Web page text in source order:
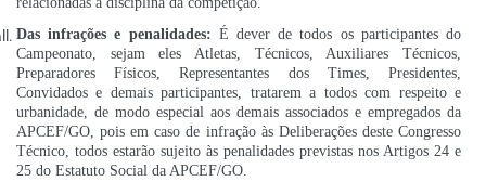
Das infrações e penalidades: É dever de todos os participantes do
Campeonato, sejam eles Atletas, Técnicos, Auxiliares Técnicos,
Preparadores Físicos, Representantes dos Times, Presidentes,
Convidados e demais participantes, tratarem a todos com respeito e
urbanidade, de modo especial aos demais associados e empregados da
APCEF/GO, pois em caso de infração às Deliberações deste Congresso
Técnico, todos estarão sujeito às penalidades previstas nos Artigos 24 e
25 do Estatuto Social da APCEF/GO.